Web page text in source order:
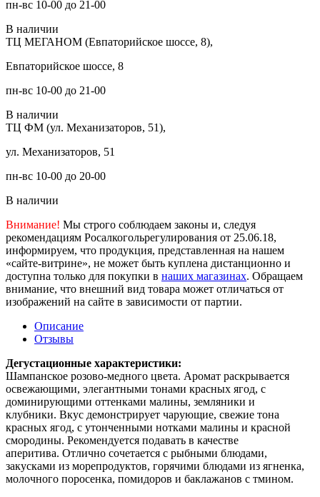
пн-вс 10-00 до 21-00
В наличии
ТЦ МЕГАНОМ (Евпаторийское шоссе, 8),
Евпаторийское шоссе, 8
пн-вс 10-00 до 21-00
В наличии
ТЦ ФМ (ул. Механизаторов, 51),
ул. Механизаторов, 51
пн-вс 10-00 до 20-00
В наличии
Внимание! Мы строго соблюдаем законы и, следуя
рекомендациям Росалкогольрегулирования от 25.06.18,
информируем, что продукция, представленная на нашем
«сайте-витрине», не может быть куплена дистанционно и
доступна только для покупки в наших магазинах. Обращаем
внимание, что внешний вид товара может отличаться от
изображений на сайте в зависимости от партии.
Описание
Отзывы
Дегустационные характеристики:
Шампанское розово-медного цвета. Аромат раскрывается
освежающими, элегантными тонами красных ягод, с
доминирующими оттенками малины, земляники и
клубники. Вкус демонстрирует чарующие, свежие тона
красных ягод, с утонченными нотками малины и красной
смородины. Рекомендуется подавать в качестве
аперитива. Отлично сочетается с рыбными блюдами,
закусками из морепродуктов, горячими блюдами из ягненка,
молочного поросенка, помидоров и баклажанов с тмином.